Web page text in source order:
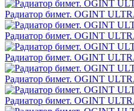
Радиатор бимет. OGINT
Радиатор бимет. OGINT
Радиатор бимет. OGINT
Радиатор бимет. OGINT
Радиатор бимет. OGINT